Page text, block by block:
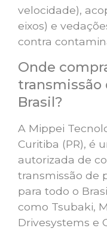
velocidade),
eixos) e
contra
Onde
transmissão
Brasil?
A Mippei
Curitiba (PR), é
autorizada de
transmissão de
para todo o
como Tsubaki,
Drivesystems e